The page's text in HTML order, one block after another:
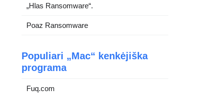
„Hlas Ransomware“.
Poaz Ransomware
Populiari „Mac“ kenkėjiška
programa
Fuq.com